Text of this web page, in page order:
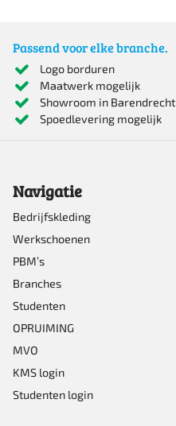
Passend voor elke branche.
Logo borduren
Maatwerk mogelijk
Showroom in Barendrecht
Spoedlevering mogelijk
Navigatie
Bedrijfskleding
Werkschoenen
PBM’s
Branches
Studenten
OPRUIMING
MVO
KMS login
Studenten login